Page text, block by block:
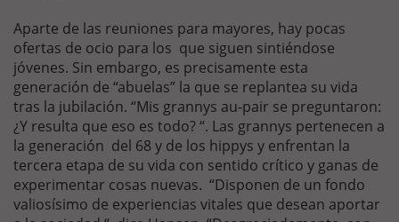
Aparte de las reuniones para mayores, hay pocas
ofertas de ocio para los que siguen sintiéndose
jóvenes. Sin embargo, es precisamente esta
generación de “abuelas” la que se replantea su vida
tras la jubilación. “Mis grannys au-pair se preguntaron:
¿Y resulta que eso es todo? “. Las grannys pertenecen a
la generación del 68 y de los hippys y enfrentan la
tercera etapa de su vida con sentido crítico y ganas de
experimentar cosas nuevas. “Disponen de un fondo
valiosísimo de experiencias vitales que desean aportar